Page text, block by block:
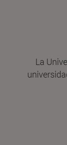
La